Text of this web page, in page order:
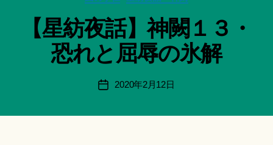
動
記
録・
品
IRISCALA
リ
ー
【星紡夜話】神闕１３・
恐れと屈辱の氷解
投
稿
智
日
月
＊
a
投
2020年2月12日